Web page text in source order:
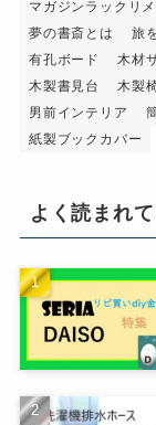
マガジンラックリ
夢の書斎とは
旅
有孔ボード
木材
木製書見台
木製
男前インテリア
紙製ブックカバー
よく読まれ